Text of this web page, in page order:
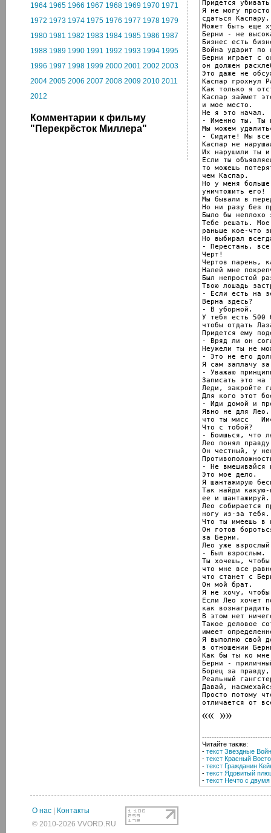
1964 1965 1966 1967 1968 1969 1970 1971
1972 1973 1974 1975 1976 1977 1978 1979
1980 1981 1982 1983 1984 1985 1986 1987
1988 1989 1990 1991 1992 1993 1994 1995
1996 1997 1998 1999 2000 2001 2002 2003
2004 2005 2006 2007 2008 2009 2010 2011
2012
Комментарии к фильму
"Перекрёсток Миллера"
Придется
Я не могу
сдаться Каспару.
Может быть еще
Берни - не
Бизнес есть
Война ударит по
Берни играет с
он должен
Это даже не
Каспар грохнул
Как только я
Каспар займет
и мое место.
Не я это начал.
- Именно ты. Ты
Мы можем
- Сидите! Мы
Каспар не
Их нарушили ты
Если ты
то можешь
чем Каспар.
Но у меня
уничтожить его!
Мы бывали в
Но ни разу без
Было бы неплохо
Тебе решать.
раньше кое-что
Но выбирал
- Перестань,
Черт!
Чертов парень,
Налей мне
Был непростой
Твою лошадь
- Если есть на
Верна здесь?
- В уборной.
У тебя есть 500
чтобы отдать
Придется ему
- Вряд ли он
Неужели ты не
- Это не его
Я сам заплачу
- Уважаю
Записать это на
Леди, закройте
Для кого этот
- Иди домой и
Явно не для
что ты мисс
Что с тобой?
- Боишься, что
Лео понял
Он честный, у
- Не вмешивайся
Это мое дело.
Я шантажирую
Так найди
ее и шантажируй.
Лео собирается
ногу из-за тебя.
Что ты имеешь в
Он готов
за Берни.
Лео уже
- Был взрослым.
Ты хочешь,
что мне все
что станет с
Он мой брат.
Я не хочу,
Если Лео хочет
как
В этом нет
Такое деловое
имеет
Я выполню свой
в отношении
Как бы ты ко
Берни -
Борец за
Реальный
Давай,
Просто потому
отличается от
Читайте также:
- текст Звездные
- текст Красный
- текст Гражданин
- текст Ядовитый
- текст Нечто с
О нас
Контакты
© 2010-2026 VVORD.RU